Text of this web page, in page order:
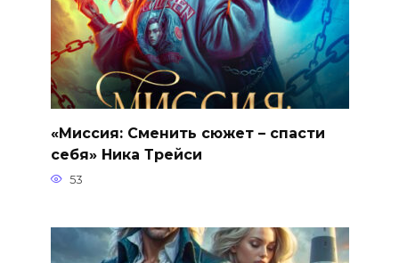
«Миссия: Сменить сюжет – спасти
себя» Ника Трейси
53